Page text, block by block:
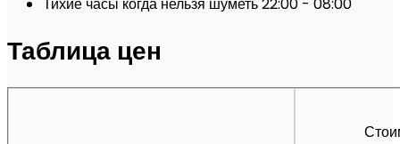
Таблица цен